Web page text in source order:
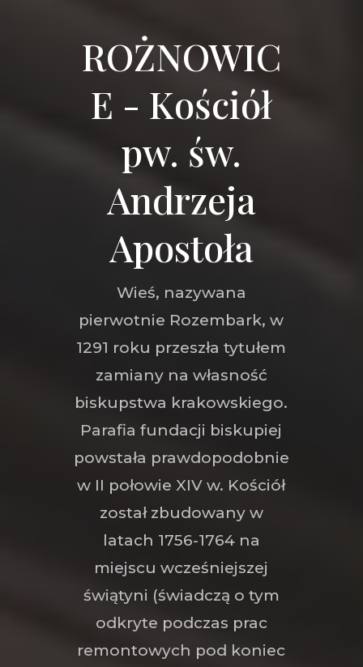
ROŻNOWIC
E - Kościół
pw. św.
Andrzeja
Apostoła
Wieś, nazywana
pierwotnie Rozembark, w
1291 roku przeszła tytułem
zamiany na własność
biskupstwa krakowskiego.
Parafia fundacji biskupiej
powstała prawdopodobnie
w II połowie XIV w. Kościół
został zbudowany w
latach 1756-1764 na
miejscu wcześniejszej
świątyni (świadczą o tym
odkryte podczas prac
remontowych pod koniec